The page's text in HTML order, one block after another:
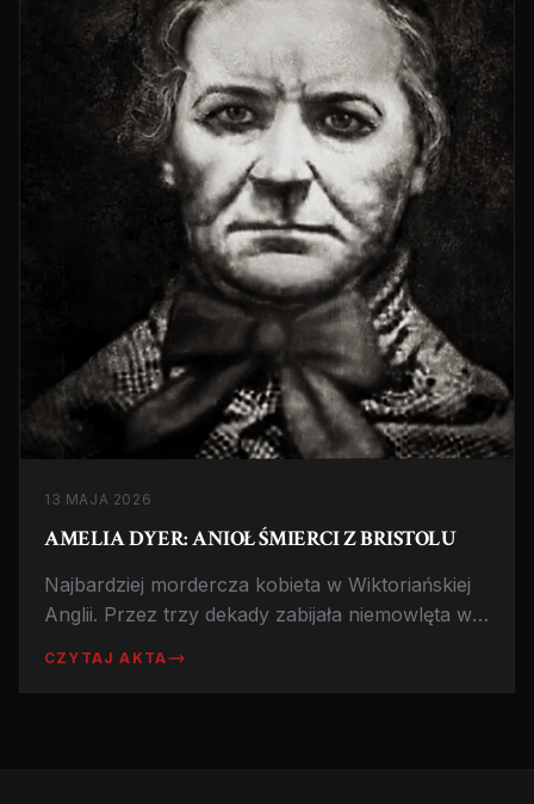
13 MAJA 2026
AMELIA DYER: ANIOŁ ŚMIERCI Z BRISTOLU
Najbardziej mordercza kobieta w Wiktoriańskiej
Anglii. Przez trzy dekady zabijała niemowlęta w
CZYTAJ AKTA